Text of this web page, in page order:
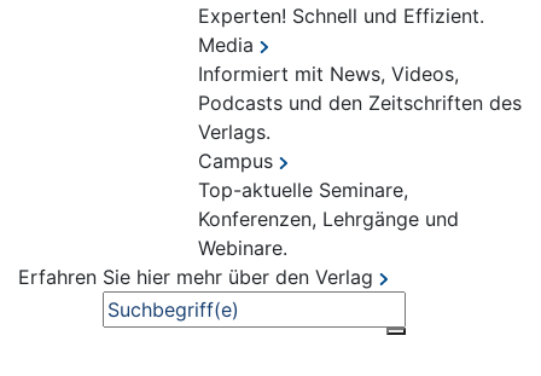
Experten! Schnell und Effizient.
Media
Informiert mit News, Videos,
Podcasts und den Zeitschriften des
Verlags.
Campus
Top-aktuelle Seminare,
Konferenzen, Lehrgänge und
Webinare.
Erfahren Sie hier mehr über den Verlag
Suche